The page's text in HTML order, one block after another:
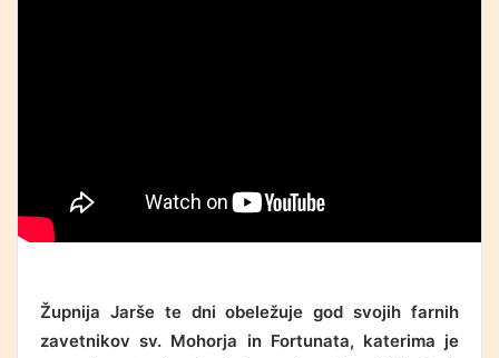
Župnija Jarše te dni obeležuje god svojih farnih
zavetnikov sv. Mohorja in Fortunata, katerima je